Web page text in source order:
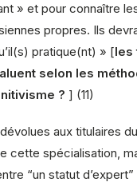
» et pour connaître
propres. Ils
pratique(nt) » [les
selon les
? ] (11)
aux titulaires
cette spécialisation,
“un statut